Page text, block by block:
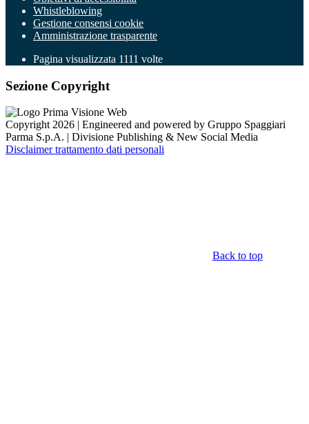
Whistleblowing
Gestione consensi cookie
Amministrazione trasparente
Pagina visualizzata 1111 volte
Sezione Copyright
Copyright 2026 | Engineered and powered by Gruppo Spaggiari
Parma S.p.A. | Divisione Publishing & New Social Media
Disclaimer trattamento dati personali
Back to top